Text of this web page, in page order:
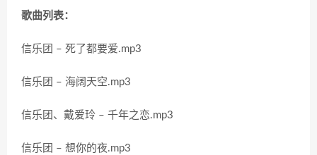
歌曲列表：
信乐团 – 死了都要爱.mp3
信乐团 – 海阔天空.mp3
信乐团、戴爱玲 – 千年之恋.mp3
信乐团 – 想你的夜.mp3